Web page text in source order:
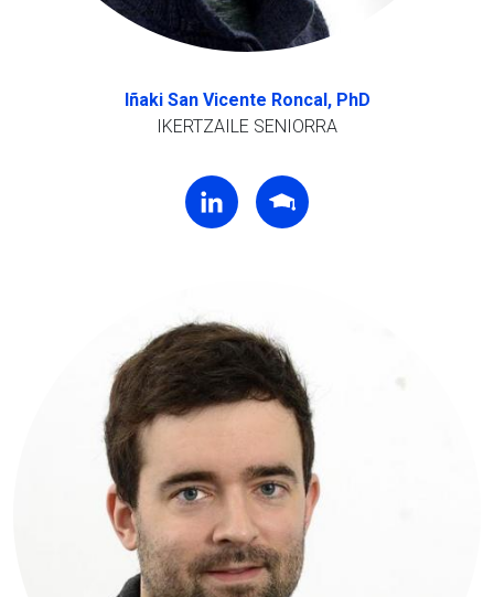
Iñaki San Vicente Roncal, PhD
IKERTZAILE SENIORRA